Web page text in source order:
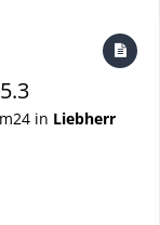
in Liebherr